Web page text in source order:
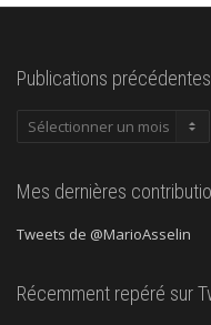
Publications précédentes
Publications
Mes dernières
Tweets de @MarioAsselin
Récemment repéré sur